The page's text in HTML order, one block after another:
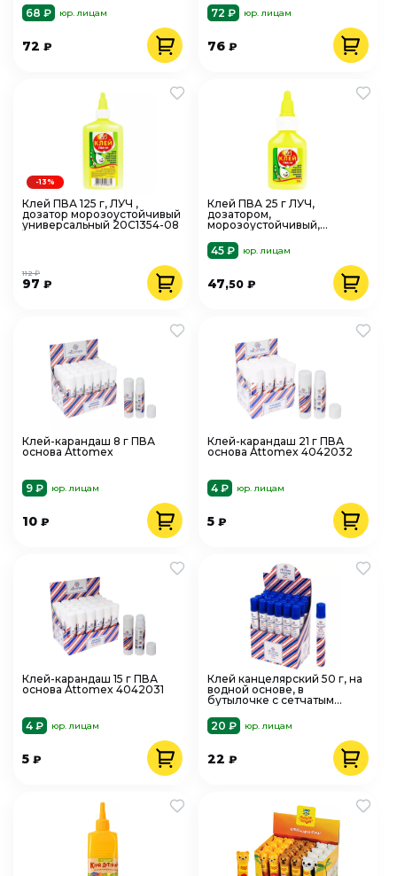
КЛСЛ-П65
68 ₽ юр. лицам
72 ₽
72 ₽
юр. лицам
76₽
Клей ПВА 125 г, ЛУЧ ,
дозатор морозоустойчивый
универсальный 20С1354-08
97 ₽
112 ₽
-13%
Клей ПВА 25 г ЛУЧ,
дозатором,
морозоустойчивый,
45 ₽
юр. лицам
47,50 ₽
Клей-карандаш 8 г ПВА
основа Attomex
9 ₽ юр. лицам
10 ₽
Клей-карандаш 21 г ПВА
основа Attomex 4042032
4 ₽ юр. лицам
5₽
Клей-карандаш 15 г ПВА
основа Attomex 4042031
4 ₽ юр. лицам
5 ₽
Клей канцелярский 50 г, на
водной основе, в
бутылочке с сетчатым
404001
20 ₽ юр. лицам
22₽